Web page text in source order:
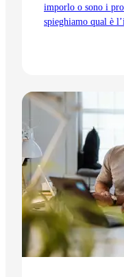
imporlo o sono i
spieghiamo qual è
Vai all'articolo